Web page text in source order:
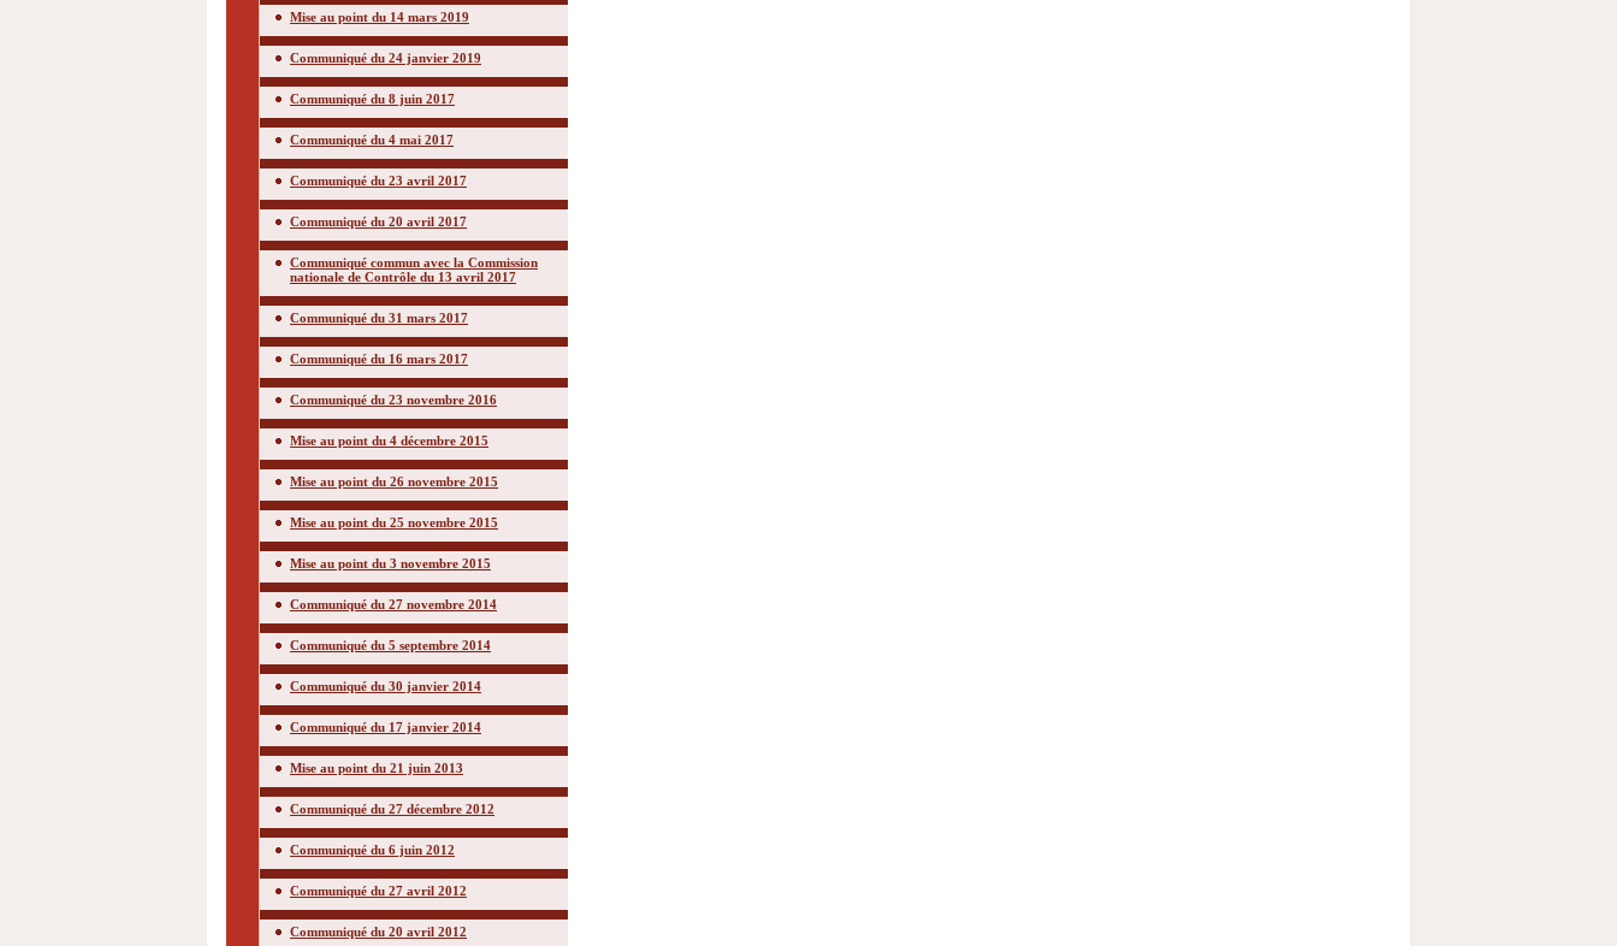
Mise au point du 14 mars 2019
Communiqué du 24 janvier 2019
Communiqué du 8 juin 2017
Communiqué du 4 mai 2017
Communiqué du 23 avril 2017
Communiqué du 20 avril 2017
Communiqué commun avec la Commission
nationale de Contrôle du 13 avril 2017
Communiqué du 31 mars 2017
Communiqué du 16 mars 2017
Communiqué du 23 novembre 2016
Mise au point du 4 décembre 2015
Mise au point du 26 novembre 2015
Mise au point du 25 novembre 2015
Mise au point du 3 novembre 2015
Communiqué du 27 novembre 2014
Communiqué du 5 septembre 2014
Communiqué du 30 janvier 2014
Communiqué du 17 janvier 2014
Mise au point du 21 juin 2013
Communiqué du 27 décembre 2012
Communiqué du 6 juin 2012
Communiqué du 27 avril 2012
Communiqué du 20 avril 2012